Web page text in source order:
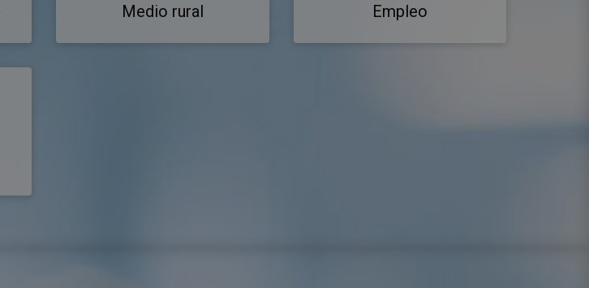
Medio rural Empleo